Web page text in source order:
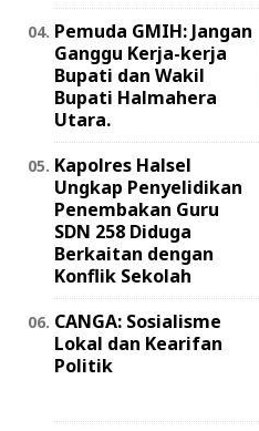
Pemuda GMIH: Jangan
Ganggu Kerja-kerja
Bupati dan Wakil
Bupati Halmahera
Utara.
Kapolres Halsel
Ungkap Penyelidikan
Penembakan Guru
SDN 258 Diduga
Berkaitan dengan
Konflik Sekolah
CANGA: Sosialisme
Lokal dan Kearifan
Politik